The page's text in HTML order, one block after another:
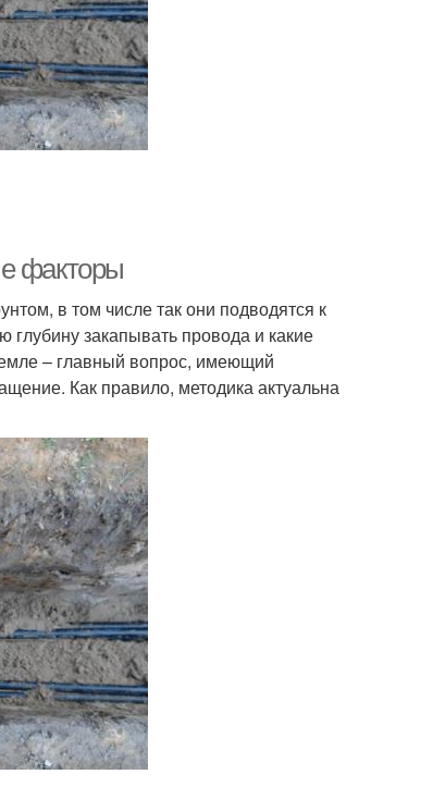
факторы
в том числе так они подводятся к
закапывать провода и какие
– главный вопрос, имеющий
Как правило, методика актуальна